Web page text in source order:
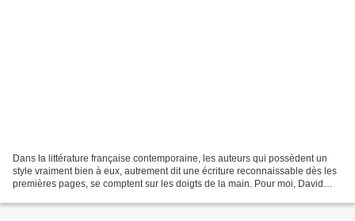
Dans la littérature française contemporaine, les auteurs qui possèdent un
style vraiment bien à eux, autrement dit une écriture reconnaissable dès les
premières pages, se comptent sur les doigts de la main. Pour moi, David